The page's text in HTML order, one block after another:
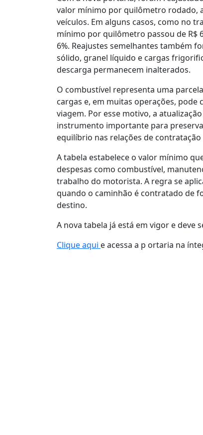
valor mínimo por quilômetro rodado,
veículos. Em alguns casos, como no
mínimo por quilômetro passou de R$
6%. Reajustes semelhantes também
sólido, granel líquido e cargas
descarga permanecem inalterados.
O combustível representa uma
cargas e, em muitas operações, pode
viagem. Por esse motivo, a
instrumento importante para
equilíbrio nas relações de
A tabela estabelece o valor mínimo
despesas como combustível,
trabalho do motorista. A regra se
quando o caminhão é contratado de
destino.
A nova tabela já está em vigor e deve
Clique aqui e acessa a p ortaria na